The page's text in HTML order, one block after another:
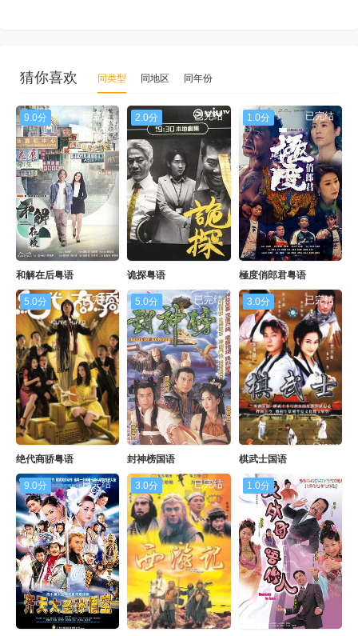
猜你喜欢 同类型 同地区 同年份
9.0分 已完结
和解在后粤语
2.0分 已完结
诡探粤语
1.0分 已完结
極度俏郎君粤语
5.0分 已完结
绝代商骄粤语
5.0分 已完结
封神榜国语
3.0分 已完结
棋武士国语
9.0分 已完结 3.0分 已完结 1.0分 已完结